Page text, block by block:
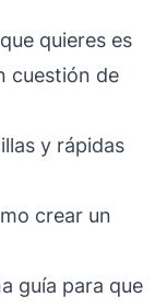
quieres es
cuestión de
y rápidas
crear un
guía para que